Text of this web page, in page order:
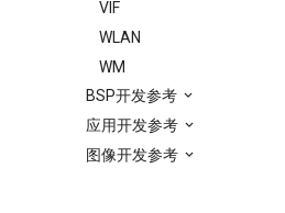
VIF
WLAN
WM
BSP开发参考
应用开发参考
图像开发参考